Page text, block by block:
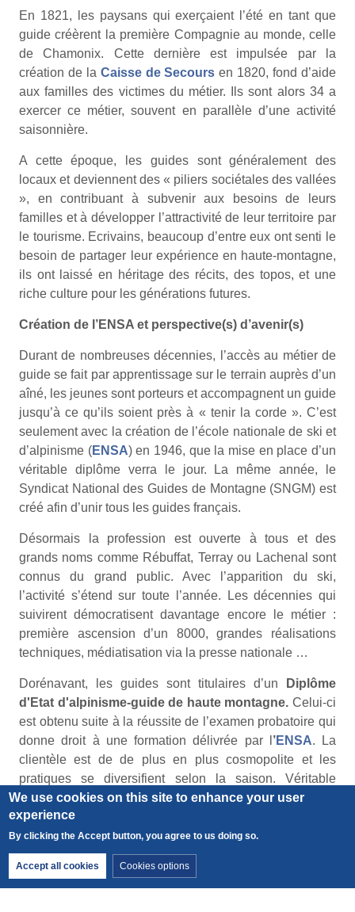
En 1821, les paysans qui exerçaient l’été en tant que
guide créèrent la première Compagnie au monde, celle
de Chamonix. Cette dernière est impulsée par la
création de la Caisse de Secours en 1820, fond d’aide
aux familles des victimes du métier. Ils sont alors 34 a
exercer ce métier, souvent en parallèle d’une activité
saisonnière.
A cette époque, les guides sont généralement des
locaux et deviennent des « piliers sociétales des vallées
», en contribuant à subvenir aux besoins de leurs
familles et à développer l’attractivité de leur territoire par
le tourisme. Ecrivains, beaucoup d’entre eux ont senti le
besoin de partager leur expérience en haute-montagne,
ils ont laissé en héritage des récits, des topos, et une
riche culture pour les générations futures.
Création de l’ENSA et perspective(s) d’avenir(s)
Durant de nombreuses décennies, l’accès au métier de
guide se fait par apprentissage sur le terrain auprès d’un
aîné, les jeunes sont porteurs et accompagnent un guide
jusqu’à ce qu’ils soient près à « tenir la corde ». C’est
seulement avec la création de l’école nationale de ski et
d’alpinisme (ENSA) en 1946, que la mise en place d’un
véritable diplôme verra le jour. La même année, le
Syndicat National des Guides de Montagne (SNGM) est
créé afin d’unir tous les guides français.
Désormais la profession est ouverte à tous et des
grands noms comme Rébuffat, Terray ou Lachenal sont
connus du grand public. Avec l’apparition du ski,
l’activité s’étend sur toute l’année. Les décennies qui
suivirent démocratisent davantage encore le métier :
première ascension d’un 8000, grandes réalisations
techniques, médiatisation via la presse nationale …
Dorénavant, les guides sont titulaires d’un
Diplôme
d'Etat d'alpinisme-guide de haute montagne. Celui-ci
est obtenu suite à la réussite de l’examen probatoire qui
donne droit à une formation délivrée par l ’ENSA. La
clientèle est de de plus en plus cosmopolite et les
pratiques se diversifient selon la saison. Véritable
éducateur, le guide sensibilise et transmet les valeurs de
son milieu, par l’action et la transmission de son savoir.
Ce métier et le monde de l’entreprise se croisent :
adaptation au changement, management dans
l’incertitude, esprit de cordée, prise de décision… les
points de convergences sont multiples. La Compagnie
We use cookies on this site to enhance your user
experience
By clicking the Accept button, you agree to us doing so.
Accept all cookies Withdraw consent
Cookies options